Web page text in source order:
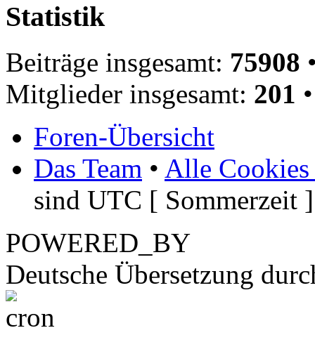
Statistik
Beiträge insgesamt: 75908
Mitglieder insgesamt: 201
Foren-Übersicht
Das Team • Alle Cookies
sind UTC [ Sommerzeit ]
POWERED_BY
Deutsche Übersetzung